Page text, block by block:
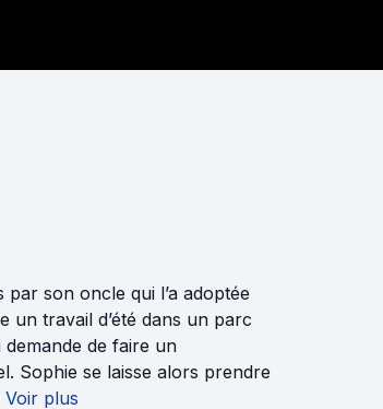
son oncle qui l’a adoptée
un travail d’été dans un parc
demande de faire un
Sophie se laisse alors prendre
Voir plus